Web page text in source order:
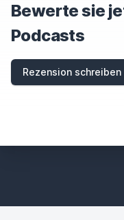
Bewerte sie
Podcasts
Rezension schreiben